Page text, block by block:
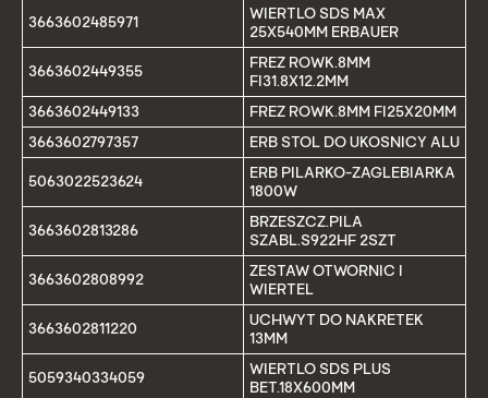
3663602485971
WIERTLO SDS MAX
25X540MM ERBAUER
3663602449355
FREZ ROWK.8MM
FI31.8X12.2MM
3663602449133
FREZ ROWK.8MM FI25X20MM
3663602797357
ERB STOL DO UKOSNICY ALU
5063022523624
ERB PILARKO-ZAGLEBIARKA
1800W
3663602813286
BRZESZCZ.PILA
SZABL.S922HF 2SZT
3663602808992
ZESTAW OTWORNIC I
WIERTEL
3663602811220
UCHWYT DO NAKRETEK
13MM
5059340334059
WIERTLO SDS PLUS
BET.18X600MM